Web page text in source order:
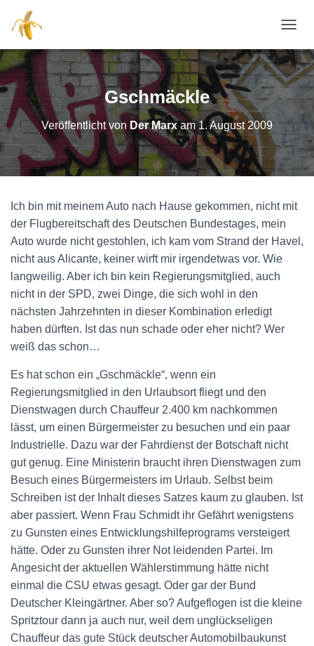
Gschmäckle
Veröffentlicht von Der Marx am1. August 2009
Ich bin mit meinem Auto nach Hause gekommen, nicht mit
der Flugbereitschaft des Deutschen Bundestages, mein
Auto wurde nicht gestohlen, ich kam vom Strand der Havel,
nicht aus Alicante, keiner wirft mir irgendetwas vor. Wie
langweilig. Aber ich bin kein Regierungsmitglied, auch
nicht in der SPD, zwei Dinge, die sich wohl in den
nächsten Jahrzehnten in dieser Kombination erledigt
haben dürften. Ist das nun schade oder eher nicht? Wer
weiß das schon…
Es hat schon ein „Gschmäckle“, wenn ein
Regierungsmitglied in den Urlaubsort fliegt und den
Dienstwagen durch Chauffeur 2.400 km nachkommen
lässt, um einen Bürgermeister zu besuchen und ein paar
Industrielle. Dazu war der Fahrdienst der Botschaft nicht
gut genug. Eine Ministerin braucht ihren Dienstwagen zum
Besuch eines Bürgermeisters im Urlaub. Selbst beim
Schreiben ist der Inhalt dieses Satzes kaum zu glauben. Ist
aber passiert. Wenn Frau Schmidt ihr Gefährt wenigstens
zu Gunsten eines Entwicklungshilfeprograms versteigert
hätte. Oder zu Gunsten ihrer Not leidenden Partei. Im
Angesicht der aktuellen Wählerstimmung hätte nicht
einmal die CSU etwas gesagt. Oder gar der Bund
Deutscher Kleingärtner. Aber so? Aufgeflogen ist die kleine
Spritztour dann ja auch nur, weil dem unglückseligen
Chauffeur das gute Stück deutscher Automobilbaukunst